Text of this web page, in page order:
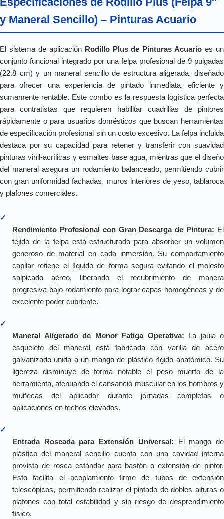
y Maneral Sencillo) – Pinturas Acuario
El sistema de aplicación Rodillo Plus de Pinturas Acuario es un
conjunto funcional integrado por una felpa profesional de 9 pulgadas
(22.8 cm) y un maneral sencillo de estructura aligerada, diseñado
para ofrecer una experiencia de pintado inmediata, eficiente y
sumamente rentable. Este combo es la respuesta logística perfecta
para contratistas que requieren habilitar cuadrillas de pintores
rápidamente o para usuarios domésticos que buscan herramientas
de especificación profesional sin un costo excesivo. La felpa incluida
destaca por su capacidad para retener y transferir con suavidad
pinturas vinil-acrílicas y esmaltes base agua, mientras que el diseño
del maneral asegura un rodamiento balanceado, permitiendo cubrir
con gran uniformidad fachadas, muros interiores de yeso, tablaroca
y plafones comerciales.
✓
Rendimiento Profesional con Gran Descarga de Pintura: El
tejido de la felpa está estructurado para absorber un volumen
generoso de material en cada inmersión. Su comportamiento
capilar retiene el líquido de forma segura evitando el molesto
salpicado aéreo, liberando el recubrimiento de manera
progresiva bajo rodamiento para lograr capas homogéneas y de
excelente poder cubriente.
✓
Maneral Aligerado de Menor Fatiga Operativa: La jaula o
esqueleto del maneral está fabricada con varilla de acero
galvanizado unida a un mango de plástico rígido anatómico. Su
ligereza disminuye de forma notable el peso muerto de la
herramienta, atenuando el cansancio muscular en los hombros y
muñecas del aplicador durante jornadas completas o
aplicaciones en techos elevados.
✓
Entrada Roscada para Extensión Universal: El mango de
plástico del maneral sencillo cuenta con una cavidad interna
provista de rosca estándar para bastón o extensión de pintor.
Esto facilita el acoplamiento firme de tubos de extensión
telescópicos, permitiendo realizar el pintado de dobles alturas o
plafones con total estabilidad y sin riesgo de desprendimiento
físico.